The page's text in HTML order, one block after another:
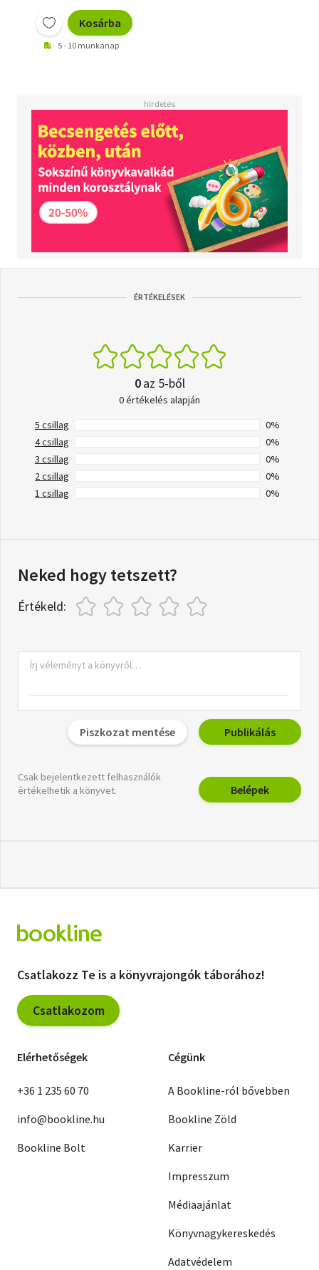
Kosárba
5 - 10 munkanap
ÉRTÉKELÉSEK
0az 5-ből
0 értékelés alapján
5 csillag
0%
4 csillag
0%
3 csillag
0%
2 csillag
0%
1 csillag
0%
Neked hogy tetszett?
Értékeld:
Piszkozat mentése Publikálás
Csak bejelentkezett felhasználók
értékelhetik a könyvet.
Belépek
Csatlakozz Te is a könyvrajongók táborához!
Csatlakozom
Elérhetőségek
+36 1 235 60 70
info@bookline.hu
Bookline Bolt
Cégünk
A Bookline-ról bővebben
Bookline Zöld
Karrier
Impresszum
Médiaajánlat
Könyvnagykereskedés
Adatvédelem